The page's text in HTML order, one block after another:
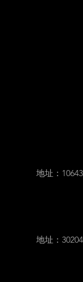
地址：
地址：